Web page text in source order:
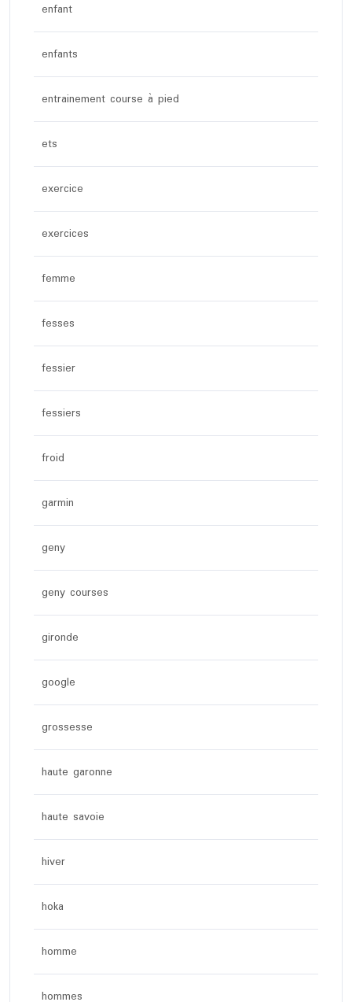
enfant
enfants
entrainement course à pied
ets
exercice
exercices
femme
fesses
fessier
fessiers
froid
garmin
geny
geny courses
gironde
google
grossesse
haute garonne
haute savoie
hiver
hoka
homme
hommes